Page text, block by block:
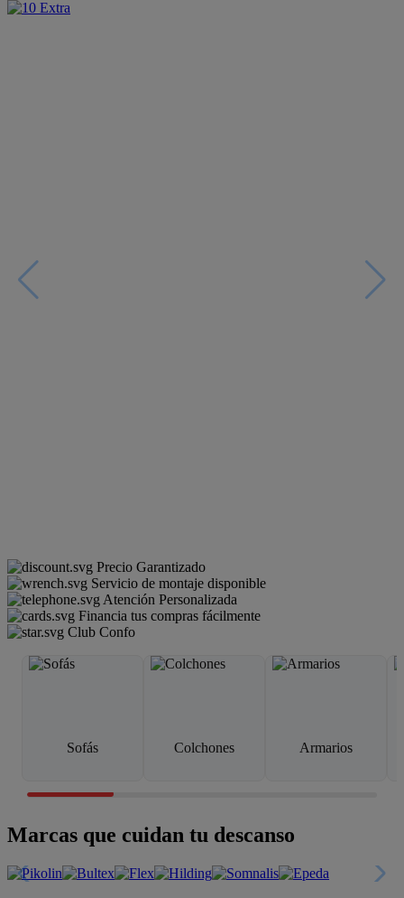
Precio Garantizado
Servicio de montaje disponible
Atención Personalizada
Financia tus compras fácilmente
Club Confo
Sofás Colchones Armarios
Marcas que cuidan tu descanso